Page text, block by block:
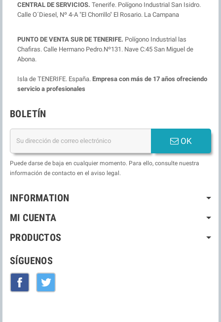
CENTRAL DE SERVICIOS. Tenerife. Polígono Industrial San Isidro.
Calle O´Diesel, Nº 4-A "El Chorrillo" El Rosario. La Campana
PUNTO DE VENTA SUR DE TENERIFE. Polígono Industrial las
Chafiras. Calle Hermano Pedro.Nº131. Nave C:45 San Miguel de
Abona.
Isla de TENERIFE. España. Empresa con más de 17 años ofreciendo
servicio a profesionales
BOLETÍN
OK
Puede darse de baja en cualquier momento. Para ello, consulte nuestra
información de contacto en el aviso legal.
INFORMATION
MI CUENTA
PRODUCTOS
SÍGUENOS
Facebook